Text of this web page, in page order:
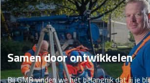
Samen door ontwikkelen
Bij GMB vinden we het belangrijk dat jij je